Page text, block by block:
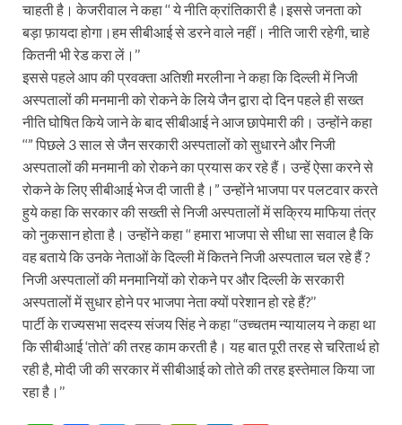
चाहती है। केजरीवाल ने कहा ‘‘ ये नीति क्रांतिकारी है।इससे जनता को
बड़ा फ़ायदा होगा।हम सीबीआई से डरने वाले नहीं। नीति जारी रहेगी, चाहे
कितनी भी रेड करा लें।’’
इससे पहले आप की प्रवक्ता अतिशी मरलीना ने कहा कि दिल्ली में निजी
अस्पतालों की मनमानी को रोकने के लिये जैन द्वारा दो दिन पहले ही सख्त
नीति घोषित किये जाने के बाद सीबीआई ने आज छापेमारी की। उन्होंने कहा
‘‘” पिछले 3 साल से जैन सरकारी अस्पतालों को सुधारने और निजी
अस्पतालों की मनमानी को रोकने का प्रयास कर रहे हैं। उन्हें ऐसा करने से
रोकने के लिए सीबीआई भेज दी जाती है।” उन्होंने भाजपा पर पलटवार करते
हुये कहा कि सरकार की सख्ती से निजी अस्पतालों में सक्रिय माफिया तंत्र
को नुकसान होता है। उन्होंने कहा ‘‘ हमारा भाजपा से सीधा सा सवाल है कि
वह बताये कि उनके नेताओं के दिल्ली में कितने निजी अस्पताल चल रहे हैं ?
निजी अस्पतालों की मनमानियों को रोकने पर और दिल्ली के सरकारी
अस्पतालों में सुधार होने पर भाजपा नेता क्यों परेशान हो रहे हैं?’’
पार्टी के राज्यसभा सदस्य संजय सिंह ने कहा “उच्चतम न्यायालय ने कहा था
कि सीबीआई ‘तोते’ की तरह काम करती है। यह बात पूरी तरह से चरितार्थ हो
रही है, मोदी जी की सरकार में सीबीआई को तोते की तरह इस्तेमाल किया जा
रहा है।’’